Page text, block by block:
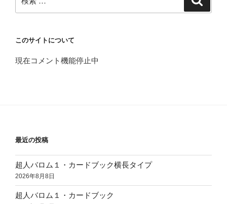
索:
このサイトについて
現在コメント機能停止中
最近の投稿
超人バロム１・カードブック横長タイプ
2026年8月8日
超人バロム１・カードブック